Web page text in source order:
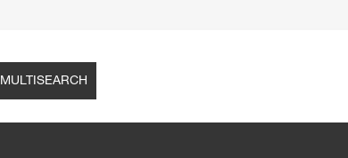
MULTISEARCH